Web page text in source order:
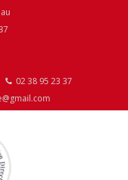
02 38 95 23 37